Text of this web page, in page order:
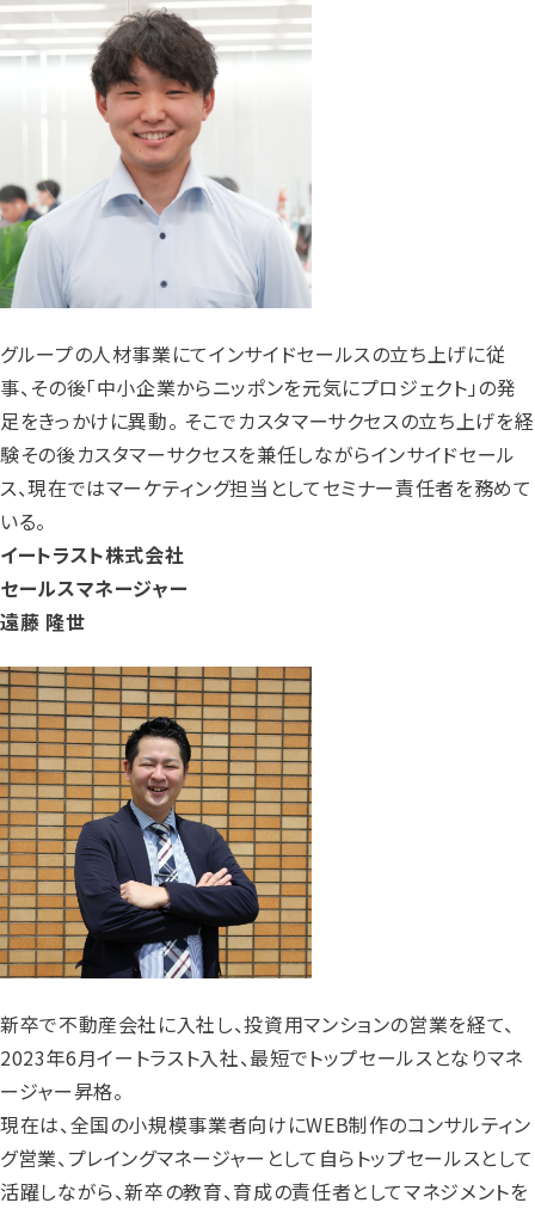
グループの人材事業にてインサイドセールスの立ち上げに従
事、その後「中小企業からニッポンを元気にプロジェクト」の発
足をきっかけに異動。 そこでカスタマーサクセスの立ち上げを経
験その後カスタマーサクセスを兼任しながらインサイドセール
ス、現在ではマーケティング担当としてセミナー責任者を務めて
いる。
イートラスト株式会社
セールスマネージャー
遠藤 隆世
新卒で不動産会社に入社し、投資用マンションの営業を経て、
2023年6月イートラスト入社、最短でトップセールスとなりマネ
ージャー昇格。
現在は、全国の小規模事業者向けにWEB制作のコンサルティン
グ営業、プレイングマネージャーとして自らトップセールスとして
活躍しながら、新卒の教育、育成の責任者としてマネジメントを